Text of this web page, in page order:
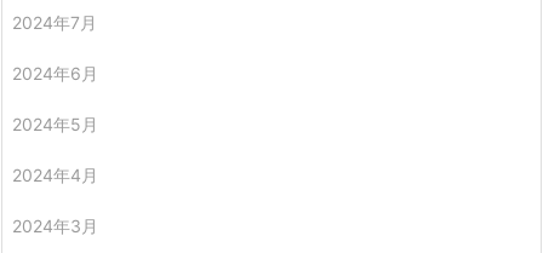
2024年7月
2024年6月
2024年5月
2024年4月
2024年3月